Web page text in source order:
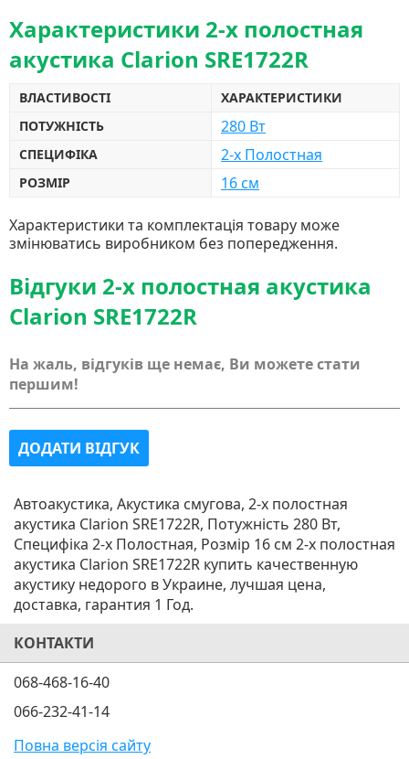
Характеристики 2-х полостная
акустика Clarion SRE1722R
ВЛАСТИВОСТІ
ХАРАКТЕРИСТИКИ
ПОТУЖНІСТЬ
280 Вт
СПЕЦИФІКА 2-х Полостная
РОЗМІР 16 см
Характеристики та комплектація товару може
змінюватись виробником без попередження.
Відгуки 2-х полостная акустика
Clarion SRE1722R
На жаль, відгуків ще немає, Ви можете стати
першим!
ДОДАТИ ВІДГУК
Автоакустика, Акустика смугова, 2-х полостная
акустика Clarion SRE1722R, Потужність 280 Вт,
Специфіка 2-х Полостная, Розмір 16 см 2-х полостная
акустика Clarion SRE1722R купить качественную
акустику недорого в Украине, лучшая цена,
доставка, гарантия 1 Год.
КОНТАКТИ
068-468-16-40
066-232-41-14
Повна версія сайту